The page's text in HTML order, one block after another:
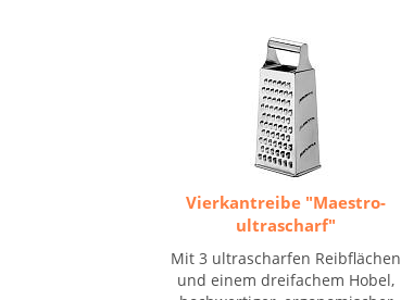
Vierkantreibe "Maestro-
ultrascharf"
Mit 3 ultrascharfen Reibflächen
und einem dreifachem Hobel,